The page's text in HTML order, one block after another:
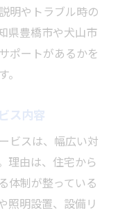
明やトラブル時の
県豊橋市や犬山市
ポートがあるかを
ス内容
ビスは、幅広い対
理由は、住宅から
体制が整っている
照明設置、設備リ